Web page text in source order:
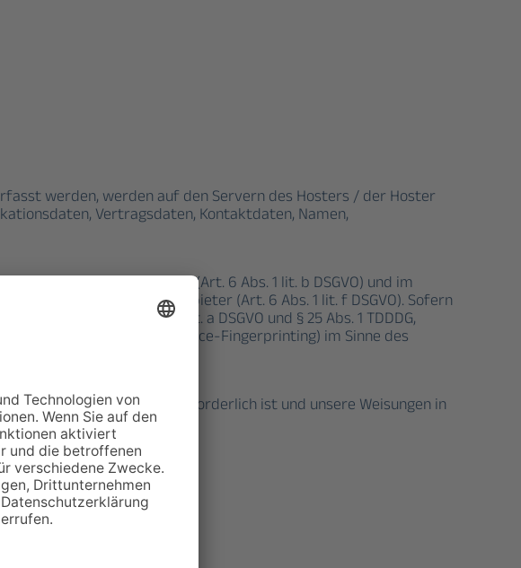
werden, werden auf den Servern des Hosters / der Hoster
Vertragsdaten, Kontaktdaten, Namen,
bestehenden Kunden (Art. 6 Abs. 1 lit. b DSGVO) und im
einen professionellen Anbieter (Art. 6 Abs. 1 lit. f DSGVO). Sofern
von Art. 6 Abs. 1 lit. a DSGVO und § 25 Abs. 1 TDDDG,
des Nutzers (z. B. Device-Fingerprinting) im Sinne des
Leistungspflichten erforderlich ist und unsere Weisungen in